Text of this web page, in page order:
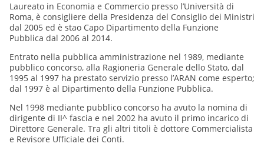
Laureato in Economia e Commercio presso l’Università di
Roma, è consigliere della Presidenza del Consiglio dei Ministri
dal 2005 ed è stao Capo Dipartimento della Funzione
Pubblica dal 2006 al 2014.
Entrato nella pubblica amministrazione nel 1989, mediante
pubblico concorso, alla Ragioneria Generale dello Stato, dal
1995 al 1997 ha prestato servizio presso l’ARAN come esperto;
dal 1997 è al Dipartimento della Funzione Pubblica.
Nel 1998 mediante pubblico concorso ha avuto la nomina di
dirigente di II^ fascia e nel 2002 ha avuto il primo incarico di
Direttore Generale. Tra gli altri titoli è dottore Commercialista
e Revisore Ufficiale dei Conti.